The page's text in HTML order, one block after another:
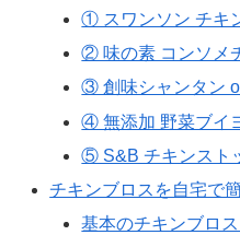
① スワンソン チキ
② 味の素 コンソメ
③ 創味シャンタン
④ 無添加 野菜ブイ
⑤ S&B チキンスト
チキンブロスを自宅で
基本のチキンブロス